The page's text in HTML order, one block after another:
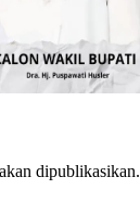
dipublikasikan.